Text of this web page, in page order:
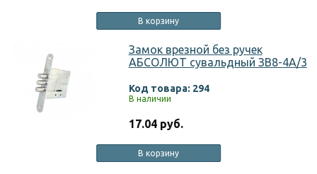
В корзину
Замок врезной без ручек
АБСОЛЮТ сувальдный ЗВ8-4А/3
Код товара: 294
В наличии
17.04 руб.
В корзину